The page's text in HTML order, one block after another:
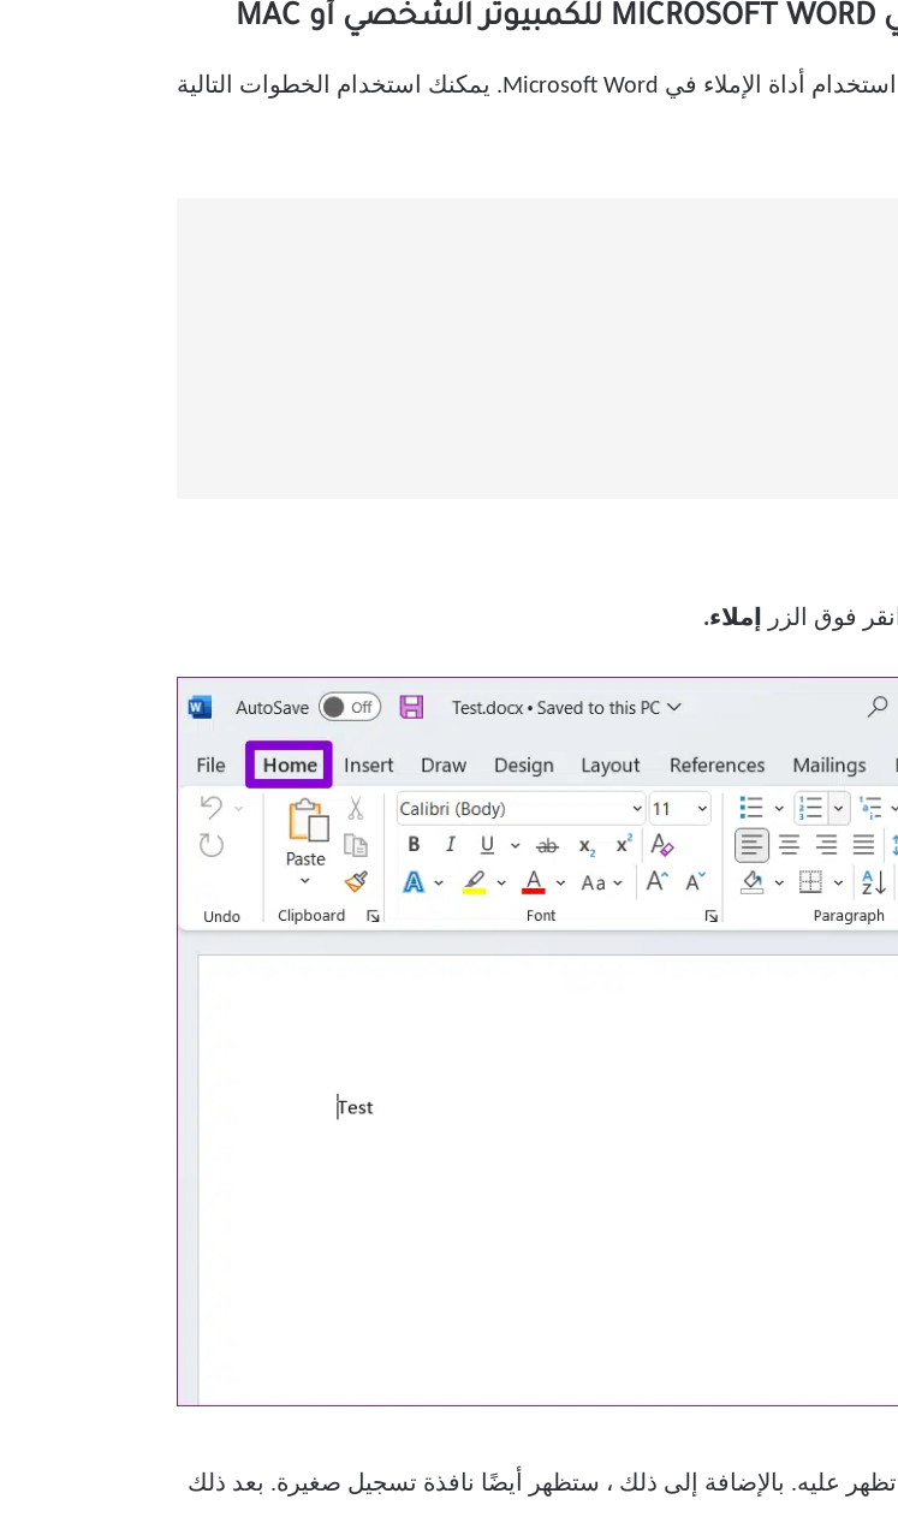
بعد توصيل ميكروفون بجهاز الكمبيوتر ، يمكنك البدء في استخدام أداة الإملاء في Microsoft Word. يمكنك استخدام الخطوات التالية
فوق الزر إملاء.
عليه. بالإضافة إلى ذلك ، ستظهر أيضًا نافذة تسجيل صغيرة. بعد ذلك